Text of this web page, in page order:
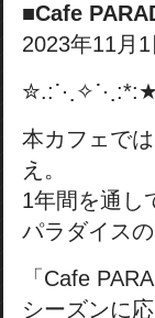
■Cafe
2023年11月
本カフェで
え。
1年間を通し
パラダイス
「Cafe
シーズンに